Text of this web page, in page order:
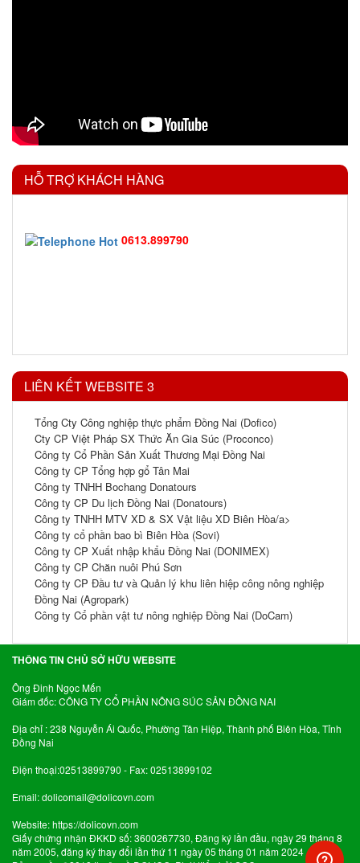
HỖ TRỢ KHÁCH HÀNG
0613.899790
LIÊN KẾT WEBSITE 3
Tổng Cty Công nghiệp thực phẩm Đồng Nai (Dofico)
Cty CP Việt Pháp SX Thức Ăn Gia Súc (Proconco)
Công ty Cổ Phần Sản Xuất Thương Mại Đồng Nai
Công ty CP Tổng hợp gổ Tân Mai
Công ty TNHH Bochang Donatours
Công ty CP Du lịch Đồng Nai (Donatours)
Công ty TNHH MTV XD & SX Vật liệu XD Biên Hòa/a>
Công ty cổ phần bao bì Biên Hòa (Sovi)
Công ty CP Xuất nhập khẩu Đồng Nai (DONIMEX)
Công ty CP Chăn nuôi Phú Sơn
Công ty CP Đầu tư và Quản lý khu liên hiệp công nông nghiệp
Đồng Nai (Agropark)
Công ty Cổ phần vật tư nông nghiệp Đồng Nai (DoCam)
THÔNG TIN CHỦ SỞ HỮU WEBSITE
Ông Đinh Ngọc Mến
Giám đốc: CÔNG TY CỔ PHẦN NÔNG SÚC SẢN ĐỒNG NAI
Địa chỉ : 238 Nguyễn Ái Quốc, Phường Tân Hiệp, Thành phố Biên Hòa, Tỉnh
Đồng Nai
Điện thoại:02513899790 - Fax: 02513899102
Email:dolicomail@dolicovn.com
Website:https://dolicovn.com
Giấy chứng nhận ĐKKD số: 3600267730, Đăng ký lần đầu, ngày 29 tháng 8
năm 2005, đăng ký thay đổi lần thứ 11 ngày 05 tháng 01 năm 2024